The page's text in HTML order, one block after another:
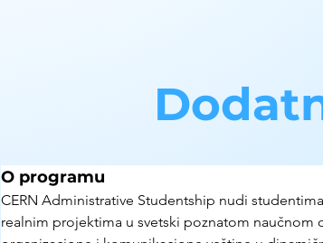
O programu
CERN Administrative Studentship nudi
realnim projektima u svetski poznatom naučnom